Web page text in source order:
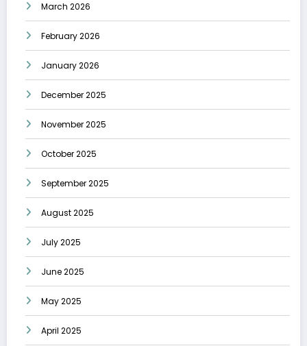
March 2026
February 2026
January 2026
December 2025
November 2025
October 2025
September 2025
August 2025
July 2025
June 2025
May 2025
April 2025